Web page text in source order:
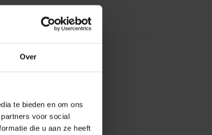
Over
te bieden en om ons
voor social
die u aan ze heeft